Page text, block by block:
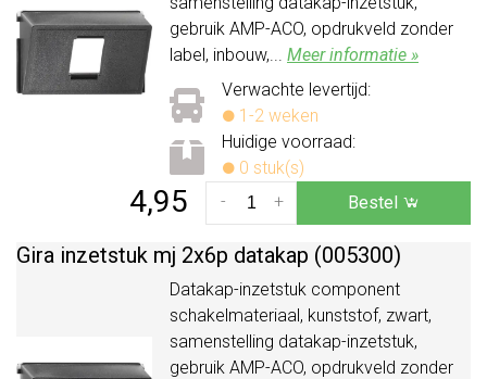
gebruik AMP-ACO, opdrukveld zonder
label, inbouw,... Meer informatie »
Verwachte levertijd:
1-2 weken
Huidige voorraad:
0 stuk(s)
4,95 +
- Bestel
Gira inzetstuk mj 2x6p datakap (005300)
Datakap-inzetstuk component
schakelmateriaal, kunststof, zwart,
samenstelling datakap-inzetstuk,
gebruik AMP-ACO, opdrukveld zonder